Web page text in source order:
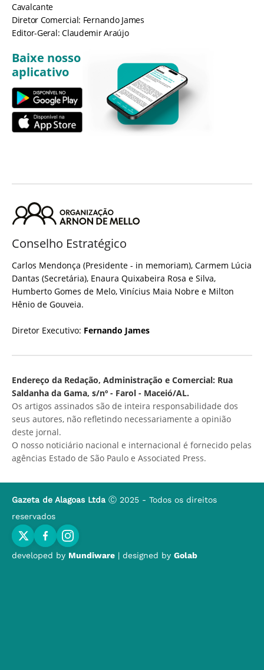
Cavalcante
Diretor Comercial: Fernando James
Editor-Geral: Claudemir Araújo
Baixe nosso
aplicativo
Conselho Estratégico
Carlos Mendonça (Presidente - in memoriam), Carmem Lúcia
Dantas (Secretária), Enaura Quixabeira Rosa e Silva,
Humberto Gomes de Melo, Vinícius Maia Nobre e Milton
Hênio de Gouveia.
Diretor Executivo: Fernando James
Endereço da Redação, Administração e Comercial: Rua
Saldanha da Gama, s/nº - Farol - Maceió/AL.
Os artigos assinados são de inteira responsabilidade dos
seus autores, não refletindo necessariamente a opinião
deste jornal.
O nosso noticiário nacional e internacional é fornecido pelas
agências Estado de São Paulo e Associated Press.
Gazeta de Alagoas Ltda Ⓒ 2025 - Todos os direitos
reservados
developed by Mundiware | designed by Golab